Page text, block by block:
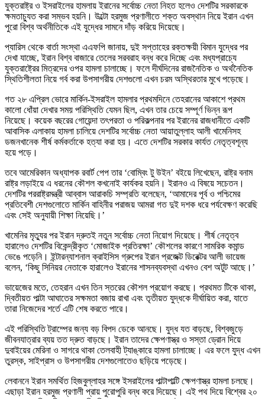
যুক্তরাষ্ট্র ও ইসরাইলের হামলায় ইরানের সর্বোচ্চ নেতা নিহত হলেও দেশটির সরকারকে
ক্ষমতাচ্যুত করা সম্ভব হয়নি। উল্টো হরমুজ প্রণালীতে শক্ত অবস্থান নিয়ে ইরান এখন
পুরো বিশ্ব অর্থনীতিকে এই যুদ্ধের সামনে দাঁড় করিয়ে দিয়েছে।
প্যারিস থেকে বার্তা সংস্থা এএফপি জানায়, দুই সপ্তাহের রক্তক্ষয়ী বিমান যুদ্ধের পর
দেখা যাচ্ছে, ইরান বিশ্ব বাজারে তেলের সরবরাহ বন্ধ করে দিচ্ছে এবং মধ্যপ্রাচ্যে
যুক্তরাষ্ট্রের মিত্রদের ওপর হামলা চালাচ্ছে। ফলে দীর্ঘদিনের রাজনৈতিক ও অর্থনৈতিক
স্থিতিশীলতা নিয়ে গর্ব করা উপসাগরীয় দেশগুলো এখন চরম অস্থিরতার মুখে পড়েছে।
গত ২৮ এপ্রিল ভোরে মার্কিন-ইসরাইল হামলার প্রথমদিনে তেহরানের আকাশে প্রথম
কালো ধোঁয়া দেখার সময় পরিস্থিতি যেমন ছিল, এখন তার চেয়ে সম্পূর্ণ ভিন্ন রূপ
নিয়েছে। কয়েক বছরের গোয়েন্দা তৎপরতা ও পরিকল্পনার পর ইরানের রাজধানীতে একটি
আবাসিক এলাকায় হামলা চালিয়ে দেশটির সর্বোচ্চ নেতা আয়াতুল্লাহ আলী খামেনিসহ
ডজনখানেক শীর্ষ কর্মকর্তাকে হত্যা করা হয়। এতে দেশটির সরকার কার্যত নেতৃত্বশূন্য
হয়ে পড়ে।
তবে আমেরিকান অধ্যাপক রবার্ট পেপ তার ‘বোম্বিং টু উইন’ বইয়ে লিখেছেন, রাষ্ট্র বনাম
রাষ্ট্র লড়াইয়ে এ ধরনের কৌশল কখনোই কার্যকর হয়নি। ইরানও এ বিষয়ে সচেতন।
দেশটির পররাষ্ট্রমন্ত্রী আব্বাস আরাকচি সম্প্রতি বলেছেন, ‘আমাদের পূর্ব ও পশ্চিমের
প্রতিবেশী দেশগুলোতে মার্কিন বাহিনীর পরাজয় আমরা গত দুই দশক ধরে পর্যবেক্ষণ করেছি
এবং সেই অনুযায়ী শিক্ষা নিয়েছি।’
খামেনির মৃত্যুর পর ইরান দ্রুতই নতুন সর্বোচ্চ নেতা নিয়োগ দিয়েছে। শীর্ষ নেতৃত্ব
হারালেও দেশটির বিকেন্দ্রীকৃত ‘মোজাইক প্রতিরক্ষা’ কৌশলের কারণে সামরিক কমান্ড
ভেঙে পড়েনি। ইন্টারন্যাশনাল ক্রাইসিস গ্রুপের ইরান প্রজেক্ট ডিরেক্টর আলী ভায়েজ
বলেন, ‘কিছু সিনিয়র নেতাকে হারালেও ইরানের শাসনব্যবস্থা এখনও বেশ অটুট আছে।’
ভায়েজের মতে, তেহরান এখন তিন স্তরের কৌশল প্রয়োগ করছে। প্রথমত টিকে থাকা,
দ্বিতীয়ত পাল্টা আঘাতের সক্ষমতা বজায় রাখা এবং তৃতীয়ত যুদ্ধকে দীর্ঘায়িত করা, যাতে
তারা নিজেদের শর্তে এটি শেষ করতে পারে।
এই পরিস্থিতি ট্রাম্পের জন্য বড় বিপদ ডেকে আনছে। যুদ্ধ যত বাড়ছে, বিশ্বজুড়ে
জীবনযাত্রার ব্যয় তত দ্রুত বাড়ছে। ইরান তাদের ক্ষেপণাস্ত্র ও সস্তা ড্রোন দিয়ে
দুবাইয়ের মেরিনা ও সাগরে থাকা তেলবাহী ট্যাঙ্কারে হামলা চালাচ্ছে। এর ফলে যুদ্ধ এখন
তুরস্ক, সাইপ্রাস ও উপসাগরীয় দেশগুলোতেও ছড়িয়ে পড়েছে।
লেবাননে ইরান সমর্থিত হিজবুল্লাহর সঙ্গে ইসরাইলের পাল্টাপাল্টি ক্ষেপণাস্ত্র হামলা চলছে।
এছাড়া ইরান হরমুজ প্রণালী প্রায় পুরোপুরি বন্ধ করে দিয়েছে। এই পথ দিয়ে বিশ্বের ২০